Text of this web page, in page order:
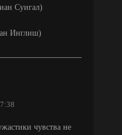
Суигал)
Инглиш)
чувства не